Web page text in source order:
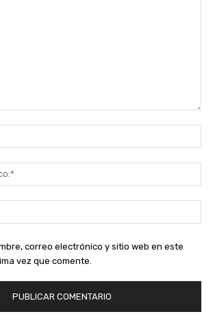
correo electrónico y sitio web en este
vez que comente.